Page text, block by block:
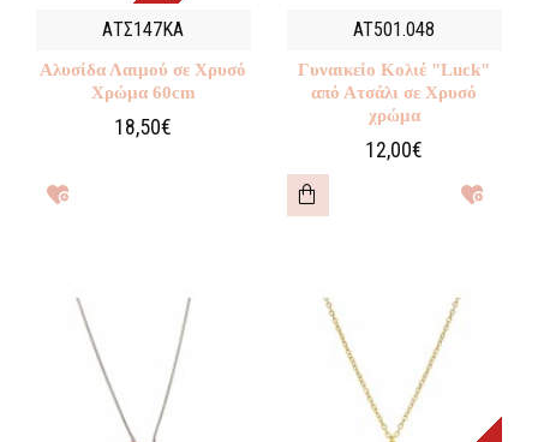
ΑΤΣ147ΚΑ
Αλυσίδα Λαιμού σε Χρυσό
Χρώμα 60cm
18,50€
AT501.048
Γυναικείο Κολιέ "Luck"
από Ατσάλι σε Χρυσό
χρώμα
12,00€